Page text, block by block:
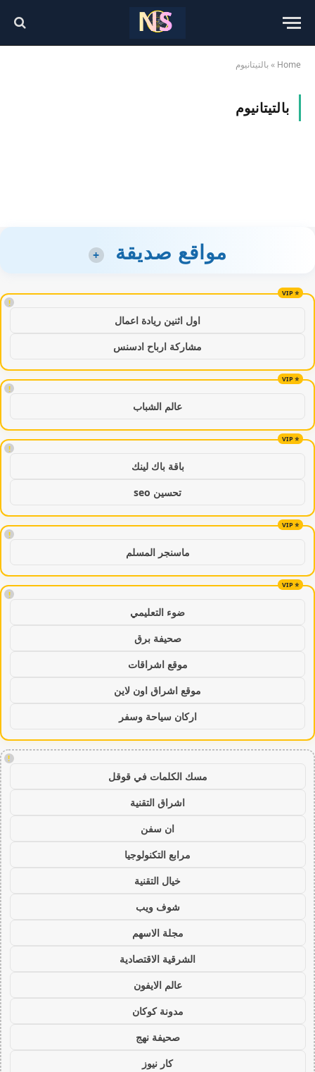
Home
»بالتيتانيوم
بالتيتانيوم
مواقع صديقة +
!
اول اثنين ريادة اعمال
مشاركة ارباح ادسنس
!
عالم الشباب
!
باقة باك لينك
تحسين seo
!
ماسنجر المسلم
!
ضوء التعليمي
صحيفة برق
موقع اشراقات
موقع اشراق اون لاين
اركان سياحة وسفر
!
مسك الكلمات في قوقل
اشراق التقنية
ان سفن
مرابع التكنولوجيا
خيال التقنية
شوف ويب
مجلة الاسهم
الشرقية الاقتصادية
عالم الايفون
مدونة كوكان
صحيفة نهج
كار نيوز